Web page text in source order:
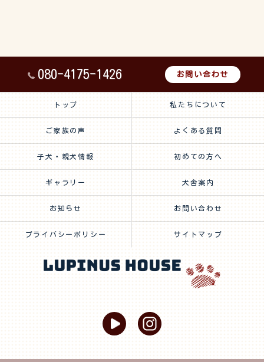
080-4175-1426 お問い合わせ
トップ 私たちについて
ご家族の声 よくある質問
子犬・親犬情報 初めての方へ
ギャラリー 犬舎案内
お知らせ お問い合わせ
プライバシーポリシー サイトマップ